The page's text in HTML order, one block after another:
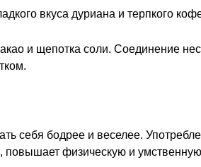
вкуса дуриана и терпкого
и щепотка соли. Соединение
себя бодрее и веселее.
физическую и умственную